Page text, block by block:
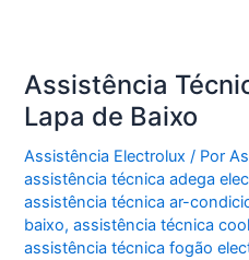
Assistência
Lapa de Baixo
Assistência Electrolux / Por
assistência técnica adega
assistência técnica ar-
baixo,assistência técnica
assistência técnica fogão